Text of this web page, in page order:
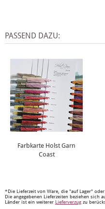
PASSEND DAZU:
Farbkarte Holst Garn
Coast
*Die Lieferzeit von Ware, die "auf Lager"
Die angegebenen Lieferzeiten beziehen sich
Länder ist ein weiterer Lieferverzug zu